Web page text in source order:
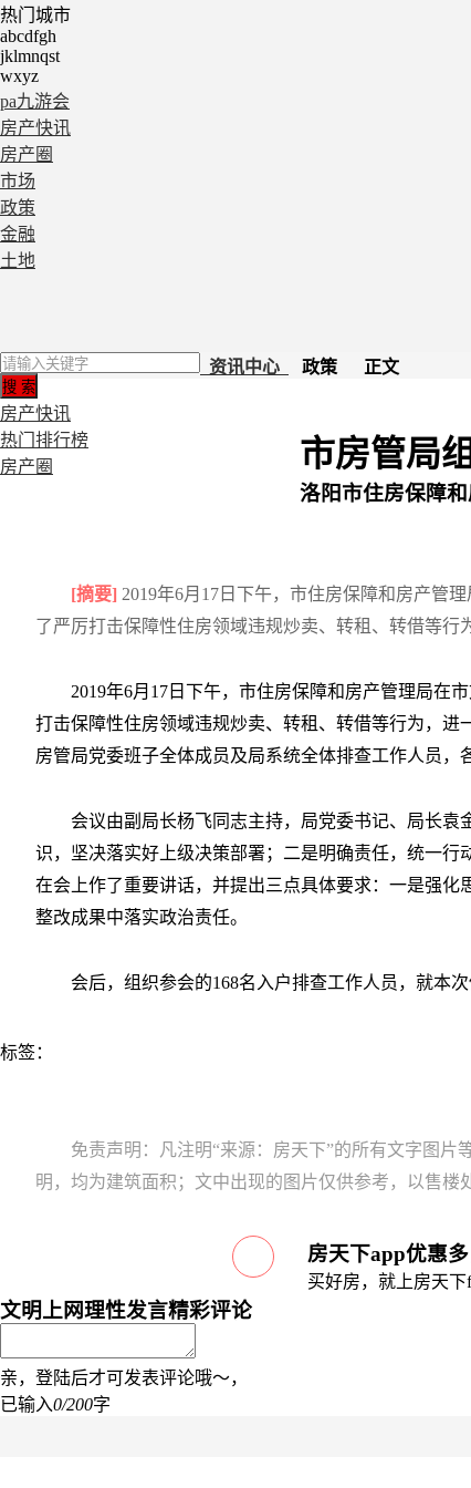
热门城市
abcdfgh
jklmnqst
wxyz
pa九游会
房产快讯
房产圈
市场
政策
金融
土地
房产快讯
热门排行榜
房产圈
资讯中心 政策 正文
市房管局
洛阳市住房保障
[摘要] 2019年6月17日下午，市住房保障和房产管
了严厉打击保障性住房领域违规炒卖、转租、转借等行
2019年6月17日下午，市住房保障和房产管理局在
打击保障性住房领域违规炒卖、转租、转借等行为，
房管局党委班子全体成员及局系统全体排查工作人员，
会议由副局长杨飞同志主持，局党委书记、局长
识，坚决落实好上级决策部署；二是明确责任，统一
在会上作了重要讲话，并提出三点具体要求：一是强
整改成果中落实政治责任。
会后，组织参会的168名入户排查工作人员，就本
标签：
免责声明：凡注明“来源：房天下”的所有文字图
明，均为建筑面积；文中出现的图片仅供参考，以售楼
房天下app优惠
买好房，就上房天下
文明上网理性发言精彩评论
亲，登陆后才可发表评论哦～，
已输入0/200字